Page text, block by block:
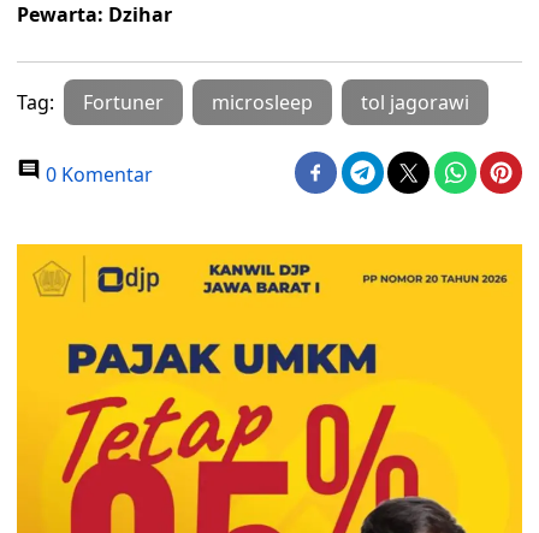
Pewarta: Dzihar
Tag: Fortuner microsleep tol jagorawi
0 Komentar